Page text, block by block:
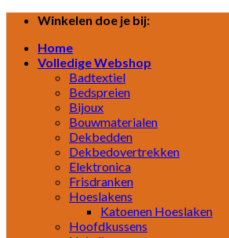
Skip
content
Winkelen doe je bij:
Home
Volledige Webshop
Badtextiel
Bedspreien
Bijoux
Bouwmaterialen
Dekbedden
Dekbedovertrekken
Elektronica
Frisdranken
Hoeslakens
Katoenen Hoeslaken
Hoofdkussens